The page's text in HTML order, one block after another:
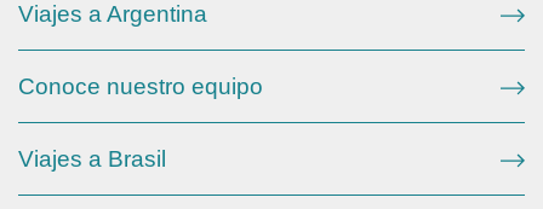
Viajes a Argentina
Conoce nuestro equipo
Viajes a Brasil